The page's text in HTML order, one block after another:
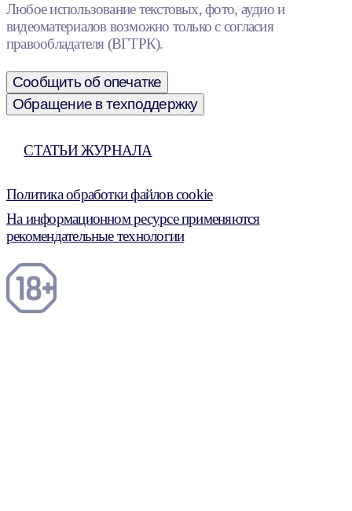
Любое использование текстовых, фото, аудио и
видеоматериалов возможно только с согласия
правообладателя (ВГТРК).
Сообщить об опечатке
Обращение в техподдержку
СТАТЬИ ЖУРНАЛА
Политика обработки файлов cookie
На информационном ресурсе применяются
рекомендательные технологии